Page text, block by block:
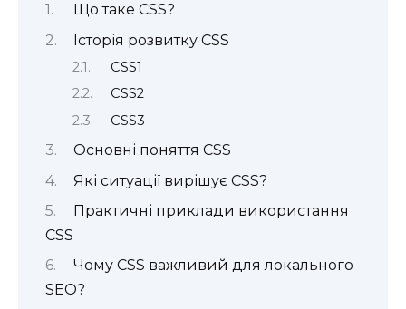
Що таке CSS?
Історія розвитку CSS
CSS1
CSS2
CSS3
Основні поняття CSS
Які ситуації вирішує CSS?
Практичні приклади використання
CSS
Чому CSS важливий для локального
SEO?